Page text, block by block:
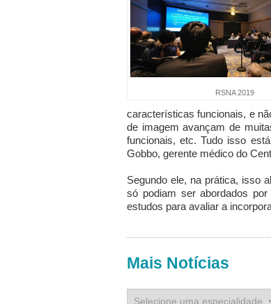
RSNA 2019
características funcionais, e
de imagem avançam de
funcionais, etc. Tudo isso
Gobbo, gerente médico do
Segundo ele, na prática, isso
só podiam ser abordados
estudos para avaliar a
Mais Notícias